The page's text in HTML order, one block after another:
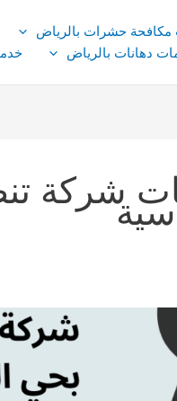
حشرات بالرياض
دهانات بالرياض
شركة